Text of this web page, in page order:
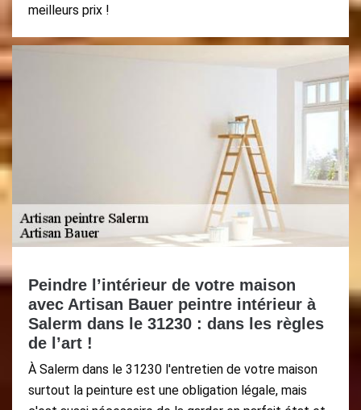
meilleurs prix !
Peindre l’intérieur de votre maison
avec Artisan Bauer peintre intérieur à
Salerm dans le 31230 : dans les règles
de l’art !
À Salerm dans le 31230 l'entretien de votre maison
surtout la peinture est une obligation légale, mais